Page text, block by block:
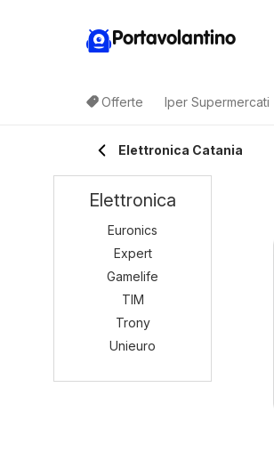
Portavolantino
Offerte Iper Supermercati
Elettronica Catania
Elettronica
Euronics
Expert
Gamelife
TIM
Trony
Unieuro